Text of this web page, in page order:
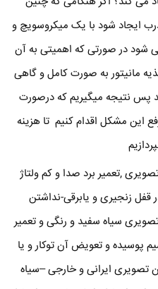
ایجاد شود با یک میکروسویچ و
در صورتی که اهمیتی به آن
مانیتور به صورت کامل و گاهی
پس نتیجه میگیریم که درصورت
این مشکل اقدام کنیم تا هزینه
,تعمیر برد صدا و کم ولتاژ
قفل زنجیری و یابرقی-نداشتن
سیاه سفید و رنگی و تعمیر
و تعویض آن توکار و یا
تصویری ایرانی و خارجی –سیاه